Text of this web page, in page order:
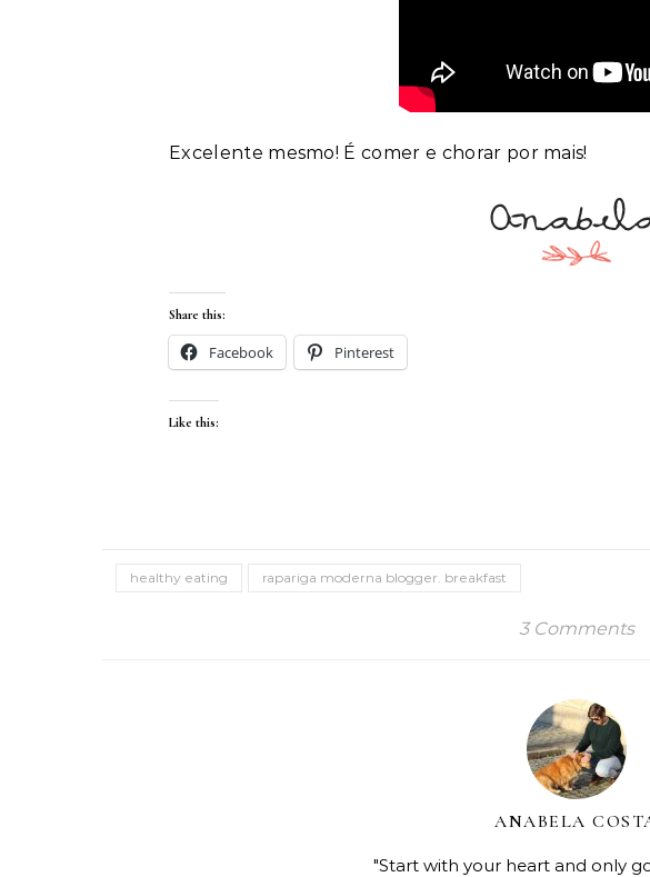
Excelente mesmo! É comer e chorar por mais!
Share this:
Facebook Pinterest
Like this:
healthy eating rapariga moderna blogger. breakfast
3 Comments
ANABELA
"Start with your heart and only